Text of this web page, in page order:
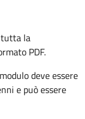
tutta la
PDF.
deve essere
e può essere